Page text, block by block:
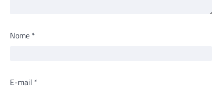
Nome *
E-mail *